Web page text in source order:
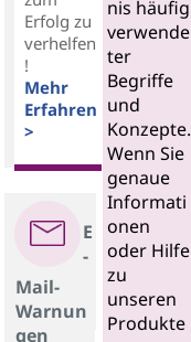
Erfolg zu
verhelfen
!
Mehr
Erfahren
>
E
-
Mail-
Warnun
gen
nis häufig
verwende
ter
Begriffe
und
Konzepte.
Wenn Sie
genaue
Informati
onen
oder Hilfe
zu
unseren
Produkte